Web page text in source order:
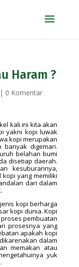
Haram ?
| 0 Komentar
kali ini kita akan
yakni kopi luwak
kopi merupakan
banyak digemari.
belahan bumi
disetiap daerah.
kesuburannya,
yang memiliki
dari dalam
kopi berharga
kopi dunia. Kopi
pembuatan
prosesnya yang
apakah kopi
dalam
memakan atau
yuk